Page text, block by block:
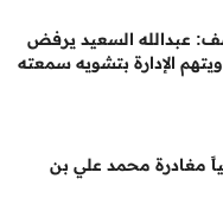
عبدالله السعيد يرفض
الإدارة بتشويه سمعته
مغادرة محمد علي بن